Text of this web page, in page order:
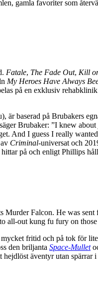
gamla favoriter som
Fatale, The Fade Out, Kill
My Heroes Have Always
på en exklusiv
baserad på Brubakers
Brubaker: ”I knew
And I guess I really
Criminal-universat och
på och enligt Phillips
Falcon. He was
out kung fu fury on those
fritid och på tok för
den briljanta Space-Mullet
äventyr utan